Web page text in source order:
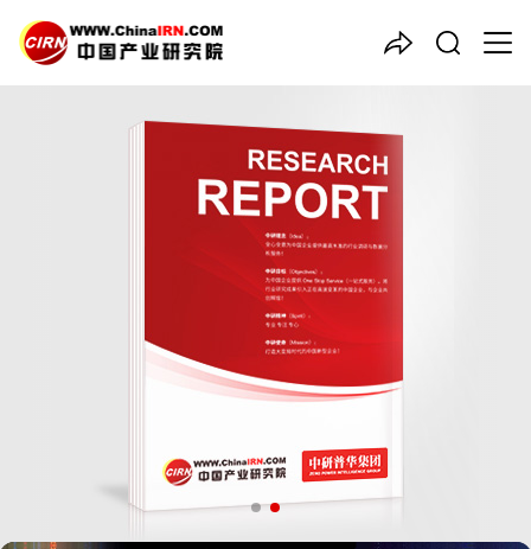
中国产业咨询领导者
2025-2030年中国
全景调研与发展战略研究咨询
报告
品质保障，一年免费更新维护
报告编号：1918889
出版日期：2025年5月
《2025-2030年中国烧碱行业全景调研与发展战略研究咨询报
告》由中研普华烧碱行业分析专家领衔撰写，主要分析了烧碱行业
的市场规模、发展现状与投资前景，同时对烧碱行业的未来发展做
出科学的趋势预测和专业的烧碱行业数据分析，帮助客户评估烧碱
27年研究经验，深度洞察行业驱动力
多元化、高学历的实战型精英团队